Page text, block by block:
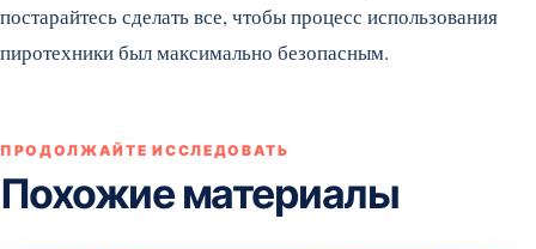
постарайтесь сделать все, чтобы процесс использования
пиротехники был максимально безопасным.
ПРОДОЛЖАЙТЕ ИССЛЕДОВАТЬ
Похожие материалы